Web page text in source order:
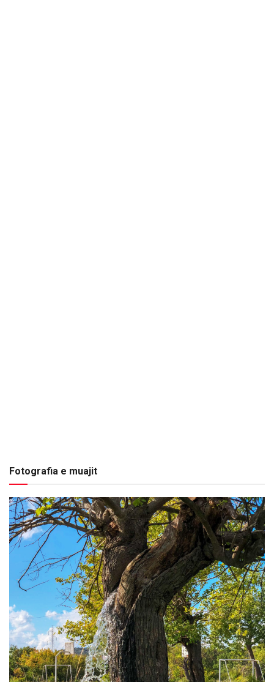
Fotografia e muajit